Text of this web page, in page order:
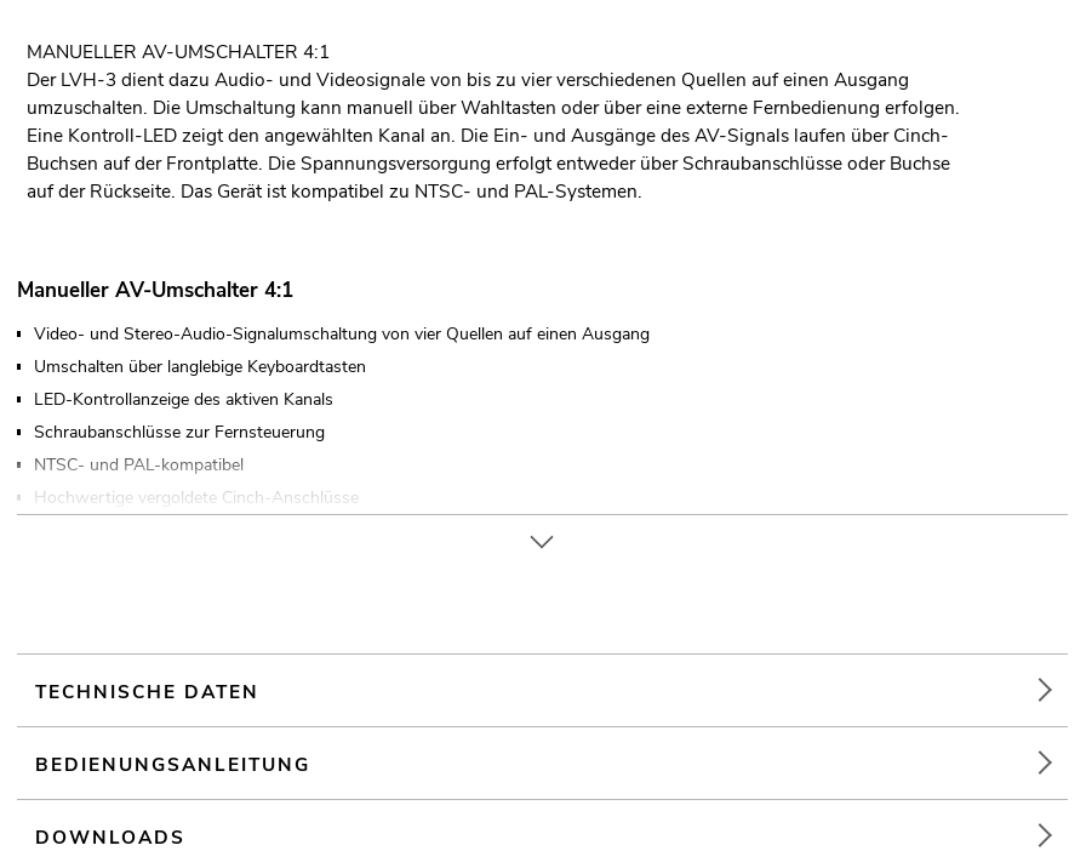
MANUELLER AV-UMSCHALTER 4:1
Der LVH-3 dient dazu Audio- und Videosignale von bis zu vier verschiedenen Quellen auf einen Ausgang
umzuschalten. Die Umschaltung kann manuell über Wahltasten oder über eine externe Fernbedienung erfolgen.
Eine Kontroll-LED zeigt den angewählten Kanal an. Die Ein- und Ausgänge des AV-Signals laufen über Cinch-
Buchsen auf der Frontplatte. Die Spannungsversorgung erfolgt entweder über Schraubanschlüsse oder Buchse
auf der Rückseite. Das Gerät ist kompatibel zu NTSC- und PAL-Systemen.
Manueller AV-Umschalter 4:1
Video- und Stereo-Audio-Signalumschaltung von vier Quellen auf einen Ausgang
Umschalten über langlebige Keyboardtasten
LED-Kontrollanzeige des aktiven Kanals
Schraubanschlüsse zur Fernsteuerung
NTSC- und PAL-kompatibel
Hochwertige vergoldete Cinch-Anschlüsse
TECHNISCHE DATEN
BEDIENUNGSANLEITUNG
DOWNLOADS